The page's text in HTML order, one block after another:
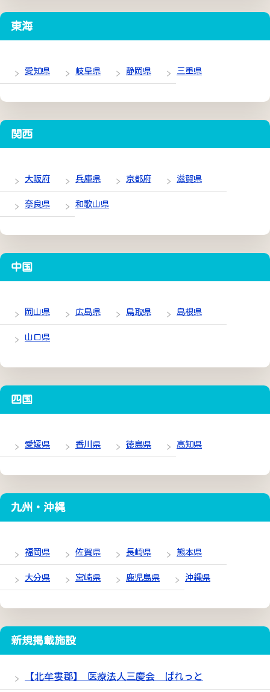
東海
愛知県 岐阜県 静岡県 三重県
関西
大阪府 兵庫県 京都府 滋賀県
奈良県 和歌山県
中国
岡山県 広島県 鳥取県 島根県
山口県
四国
愛媛県 香川県 徳島県 高知県
九州・沖縄
福岡県 佐賀県 長崎県 熊本県
大分県 宮崎県 鹿児島県 沖縄県
新規掲載施設
【北牟婁郡】 医療法人三慶会 ぱれっと